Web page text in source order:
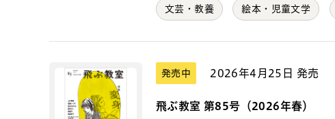
文芸・教養 絵本・児童文学
発売中 2026年4月25日 発売
飛ぶ教室 第85号（2026年春）